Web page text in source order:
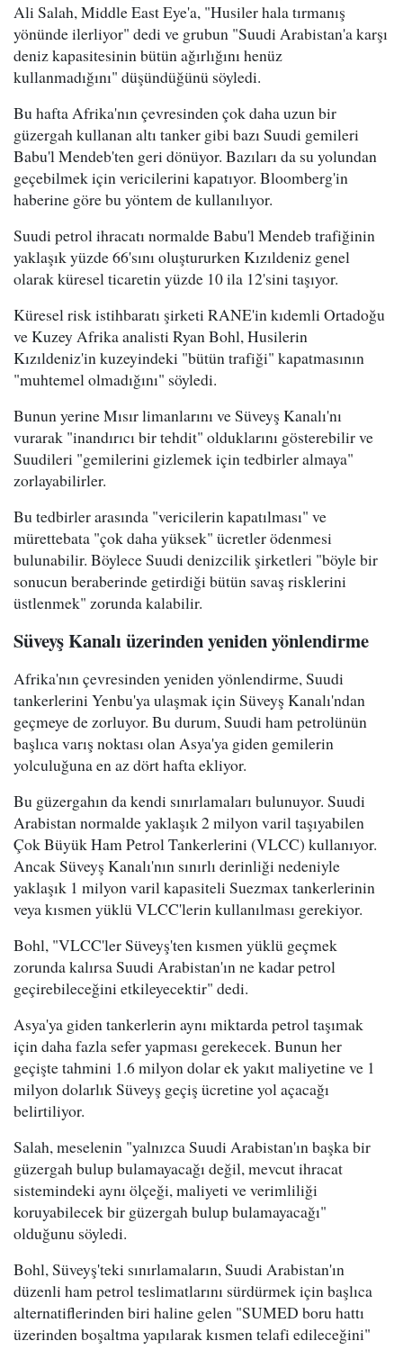
Ali Salah, Middle East Eye'a, "Husiler hala tırmanış
yönünde ilerliyor" dedi ve grubun "Suudi Arabistan'a karşı
deniz kapasitesinin bütün ağırlığını henüz
kullanmadığını" düşündüğünü söyledi.
Bu hafta Afrika'nın çevresinden çok daha uzun bir
güzergah kullanan altı tanker gibi bazı Suudi gemileri
Babu'l Mendeb'ten geri dönüyor. Bazıları da su yolundan
geçebilmek için vericilerini kapatıyor. Bloomberg'in
haberine göre bu yöntem de kullanılıyor.
Suudi petrol ihracatı normalde Babu'l Mendeb trafiğinin
yaklaşık yüzde 66'sını oluştururken Kızıldeniz genel
olarak küresel ticaretin yüzde 10 ila 12'sini taşıyor.
Küresel risk istihbaratı şirketi RANE'in kıdemli Ortadoğu
ve Kuzey Afrika analisti Ryan Bohl, Husilerin
Kızıldeniz'in kuzeyindeki "bütün trafiği" kapatmasının
"muhtemel olmadığını" söyledi.
Bunun yerine Mısır limanlarını ve Süveyş Kanalı'nı
vurarak "inandırıcı bir tehdit" olduklarını gösterebilir ve
Suudileri "gemilerini gizlemek için tedbirler almaya"
zorlayabilirler.
Bu tedbirler arasında "vericilerin kapatılması" ve
mürettebata "çok daha yüksek" ücretler ödenmesi
bulunabilir. Böylece Suudi denizcilik şirketleri "böyle bir
sonucun beraberinde getirdiği bütün savaş risklerini
üstlenmek" zorunda kalabilir.
Süveyş Kanalı üzerinden yeniden yönlendirme
Afrika'nın çevresinden yeniden yönlendirme, Suudi
tankerlerini Yenbu'ya ulaşmak için Süveyş Kanalı'ndan
geçmeye de zorluyor. Bu durum, Suudi ham petrolünün
başlıca varış noktası olan Asya'ya giden gemilerin
yolculuğuna en az dört hafta ekliyor.
Bu güzergahın da kendi sınırlamaları bulunuyor. Suudi
Arabistan normalde yaklaşık 2 milyon varil taşıyabilen
Çok Büyük Ham Petrol Tankerlerini (VLCC) kullanıyor.
Ancak Süveyş Kanalı'nın sınırlı derinliği nedeniyle
yaklaşık 1 milyon varil kapasiteli Suezmax tankerlerinin
veya kısmen yüklü VLCC'lerin kullanılması gerekiyor.
Bohl, "VLCC'ler Süveyş'ten kısmen yüklü geçmek
zorunda kalırsa Suudi Arabistan'ın ne kadar petrol
geçirebileceğini etkileyecektir" dedi.
Asya'ya giden tankerlerin aynı miktarda petrol taşımak
için daha fazla sefer yapması gerekecek. Bunun her
geçişte tahmini 1.6 milyon dolar ek yakıt maliyetine ve 1
milyon dolarlık Süveyş geçiş ücretine yol açacağı
belirtiliyor.
Salah, meselenin "yalnızca Suudi Arabistan'ın başka bir
güzergah bulup bulamayacağı değil, mevcut ihracat
sistemindeki aynı ölçeği, maliyeti ve verimliliği
koruyabilecek bir güzergah bulup bulamayacağı"
olduğunu söyledi.
Bohl, Süveyş'teki sınırlamaların, Suudi Arabistan'ın
düzenli ham petrol teslimatlarını sürdürmek için başlıca
alternatiflerinden biri haline gelen "SUMED boru hattı
üzerinden boşaltma yapılarak kısmen telafi edileceğini"